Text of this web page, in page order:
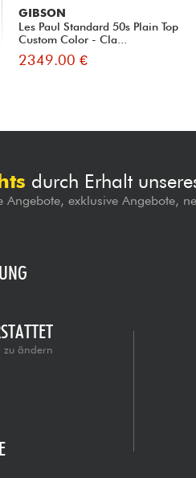
GIBSON
Les Paul Standard 50s Plain Top
Custom Color - Cla...
2349.00 €
durch Erhalt
exklusive Angebote,
zu ändern